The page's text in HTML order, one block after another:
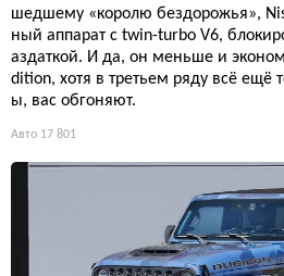
шедшему «королю бездорожья»,
ный аппарат с twin-turbo V6,
аздаткой. И да, он меньше и
dition, хотя в третьем ряду всё ещё
ы, вас обгоняют.
Авто 17 801